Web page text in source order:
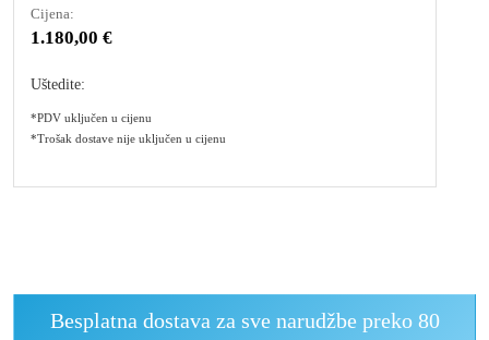
Cijena:
1.180,00 €
Uštedite:
*PDV uključen u cijenu
*Trošak dostave nije uključen u cijenu
Besplatna dostava za sve narudžbe preko 80